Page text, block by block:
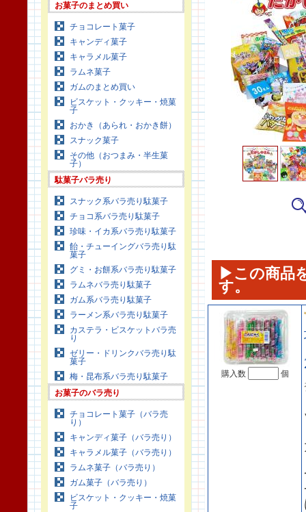
お菓子のまとめ買い
チョコレート菓子
キャンディ菓子
キャラメル菓子
ラムネ菓子
ガムのまとめ買い
ビスケット・クッキー・焼菓
子
おかき（あられ・おかき餅）
スナック菓子
その他（おつまみ・半生菓
子）
駄菓子バラ売り
スナック系バラ売り駄菓子
チョコ系バラ売り駄菓子
珍味・イカ系バラ売り駄菓子
飴・チューイングバラ売り駄
菓子
グミ・お餅系バラ売り駄菓子
ラムネバラ売り駄菓子
ガム系バラ売り駄菓子
ラーメン系バラ売り駄菓子
カステラ・ビスケットバラ売
り
ゼリー・ドリンクバラ売り駄
菓子
梅・昆布系バラ売り駄菓子
お菓子のバラ売り
チョコレート菓子（バラ売
り）
キャンディ菓子（バラ売り）
キャラメル菓子（バラ売り）
ラムネ菓子（バラ売り）
ガム菓子（バラ売り）
ビスケット・クッキー・焼菓
子
▶この商品
す。
購入数 個